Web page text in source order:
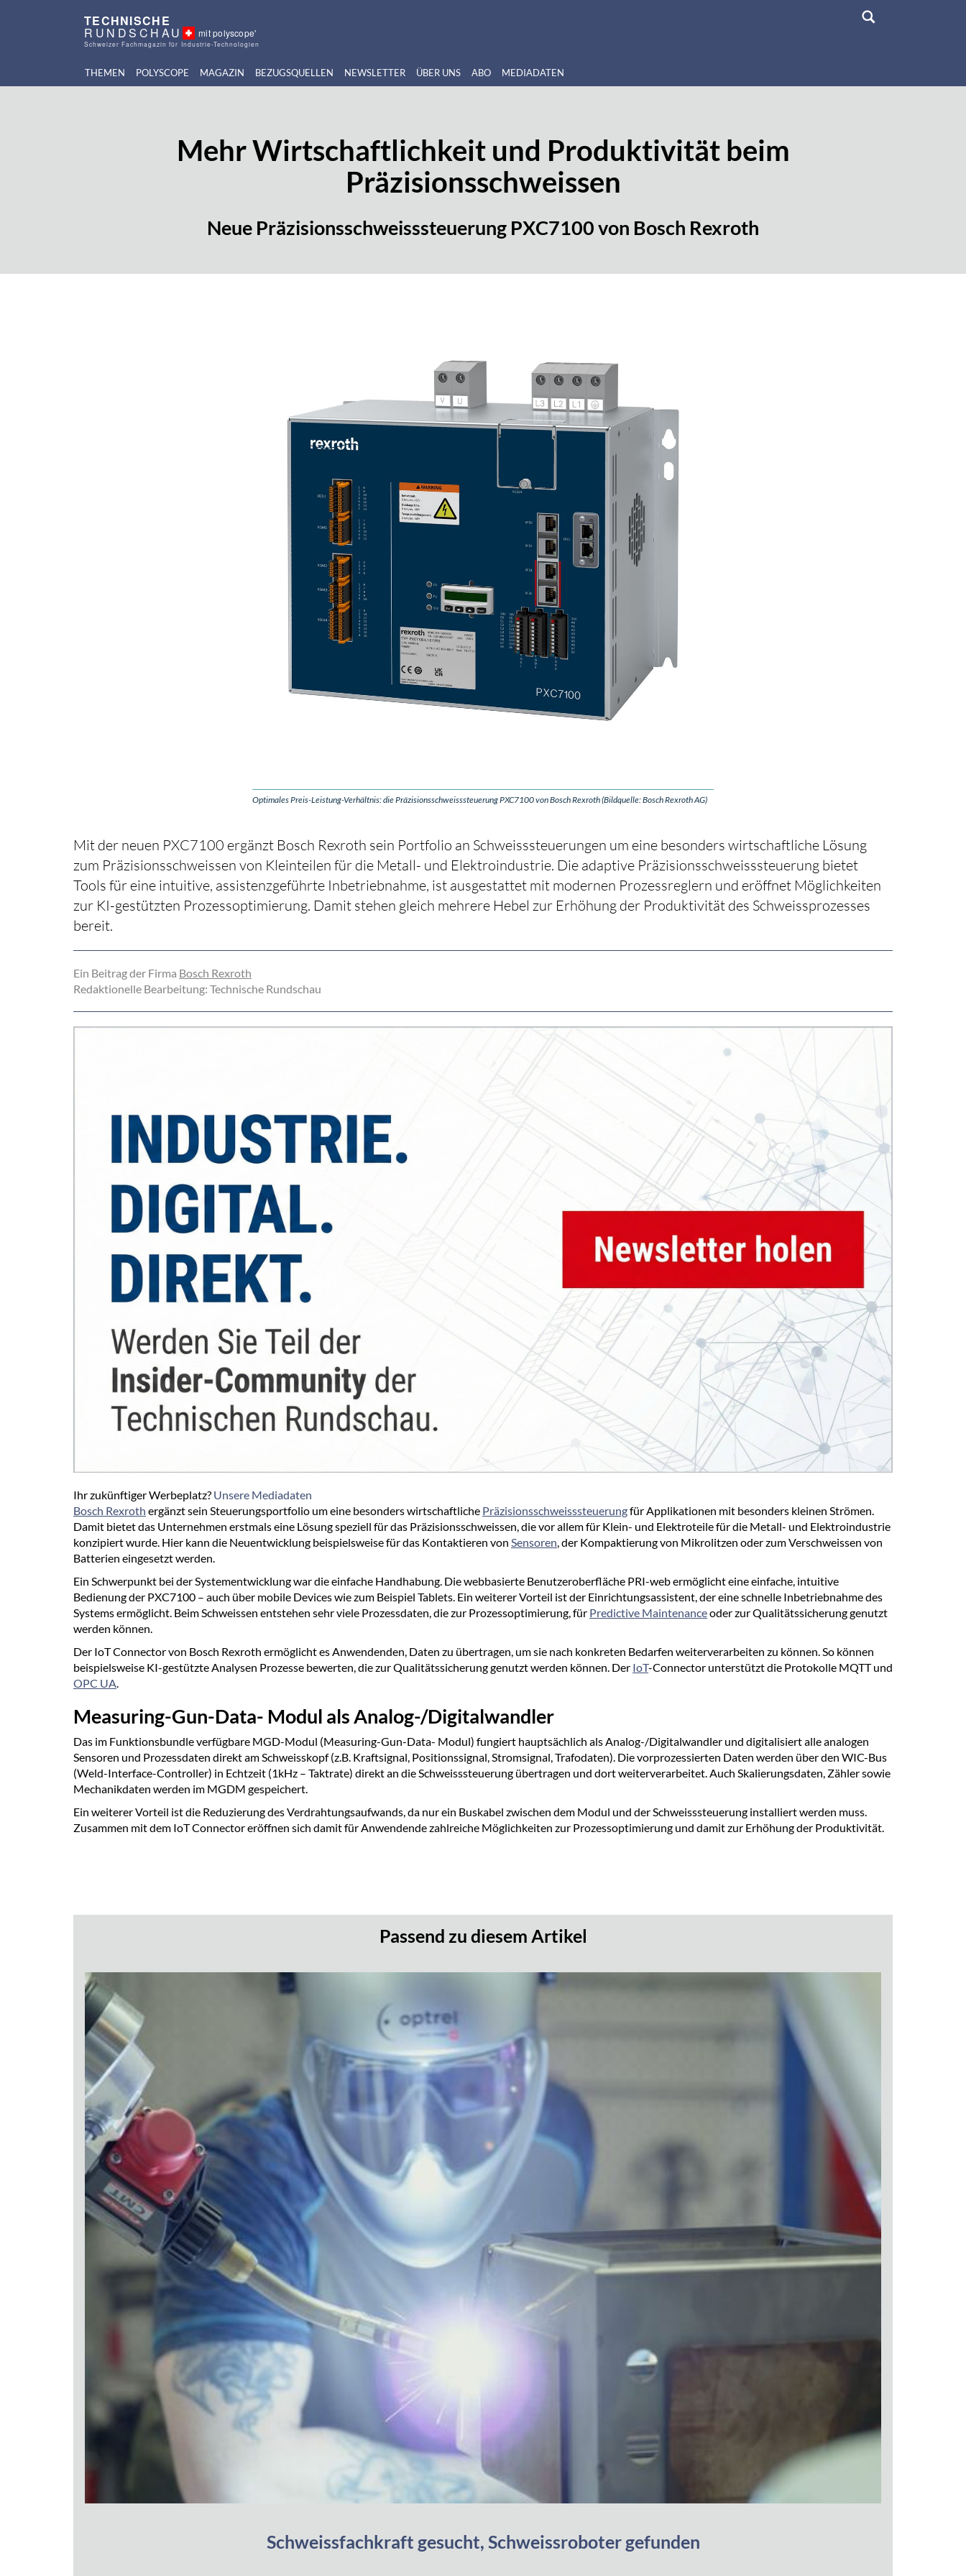
TECHNISCHE
RUNDSCHAU mit polyscope'
Schweizer Fachmagazin für Industrie-Technologien
THEMEN POLYSCOPE MAGAZIN BEZUGSQUELLEN NEWSLETTER ÜBER UNS ABO MEDIADATEN
Mehr Wirtschaftlichkeit und Produktivität beim
Präzisionsschweissen
Neue Präzisionsschweisssteuerung PXC7100 von Bosch Rexroth
Optimales Preis-Leistung-Verhältnis: die Präzisionsschweisssteuerung PXC7100 von Bosch Rexroth (Bildquelle: Bosch Rexroth AG)
Mit der neuen PXC7100 ergänzt Bosch Rexroth sein Portfolio an Schweisssteuerungen um eine besonders wirtschaftliche Lösung
zum Präzisionsschweissen von Kleinteilen für die Metall- und Elektroindustrie. Die adaptive Präzisionsschweisssteuerung bietet
Tools für eine intuitive, assistenzgeführte Inbetriebnahme, ist ausgestattet mit modernen Prozessreglern und eröffnet Möglichkeiten
zur KI-gestützten Prozessoptimierung. Damit stehen gleich mehrere Hebel zur Erhöhung der Produktivität des Schweissprozesses
bereit.
Ein Beitrag der Firma Bosch Rexroth
Redaktionelle Bearbeitung: Technische Rundschau
Ihr zukünftiger Werbeplatz? Unsere Mediadaten
Bosch Rexroth ergänzt sein Steuerungsportfolio um eine besonders wirtschaftliche Präzisionsschweisssteuerungfür Applikationen mit besonders kleinen Strömen.
Damit bietet das Unternehmen erstmals eine Lösung speziell für das Präzisionsschweissen, die vor allem für Klein- und Elektroteile für die Metall- und Elektroindustrie
konzipiert wurde. Hier kann die Neuentwicklung beispielsweise für das Kontaktieren von Sensoren, der Kompaktierung von Mikrolitzen oder zum Verschweissen von
Batterien eingesetzt werden.
Ein Schwerpunkt bei der Systementwicklung war die einfache Handhabung. Die webbasierte Benutzeroberfläche PRI-web ermöglicht eine einfache, intuitive
Bedienung der PXC7100 – auch über mobile Devices wie zum Beispiel Tablets. Ein weiterer Vorteil ist der Einrichtungsassistent, der eine schnelle Inbetriebnahme des
Systems ermöglicht. Beim Schweissen entstehen sehr viele Prozessdaten, die zur Prozessoptimierung, für Predictive Maintenanceoder zur Qualitätssicherung genutzt
werden können.
Der IoT Connector von Bosch Rexroth ermöglicht es Anwendenden, Daten zu übertragen, um sie nach konkreten Bedarfen weiterverarbeiten zu können. So können
beispielsweise KI-gestützte Analysen Prozesse bewerten, die zur Qualitätssicherung genutzt werden können. Der IoT-Connector unterstützt die Protokolle MQTT und
OPC UA.
Measuring-Gun-Data- Modul als Analog-/Digitalwandler
Das im Funktionsbundle verfügbare MGD-Modul (Measuring-Gun-Data- Modul) fungiert hauptsächlich als Analog-/Digitalwandler und digitalisiert alle analogen
Sensoren und Prozessdaten direkt am Schweisskopf (z.B. Kraftsignal, Positionssignal, Stromsignal, Trafodaten). Die vorprozessierten Daten werden über den WIC-Bus
(Weld-Interface-Controller) in Echtzeit (1kHz – Taktrate) direkt an die Schweisssteuerung übertragen und dort weiterverarbeitet. Auch Skalierungsdaten, Zähler sowie
Mechanikdaten werden im MGDM gespeichert.
Ein weiterer Vorteil ist die Reduzierung des Verdrahtungsaufwands, da nur ein Buskabel zwischen dem Modul und der Schweisssteuerung installiert werden muss.
Zusammen mit dem IoT Connector eröffnen sich damit für Anwendende zahlreiche Möglichkeiten zur Prozessoptimierung und damit zur Erhöhung der Produktivität.
Passend zu diesem Artikel
Schweissfachkraft gesucht, Schweissroboter gefunden